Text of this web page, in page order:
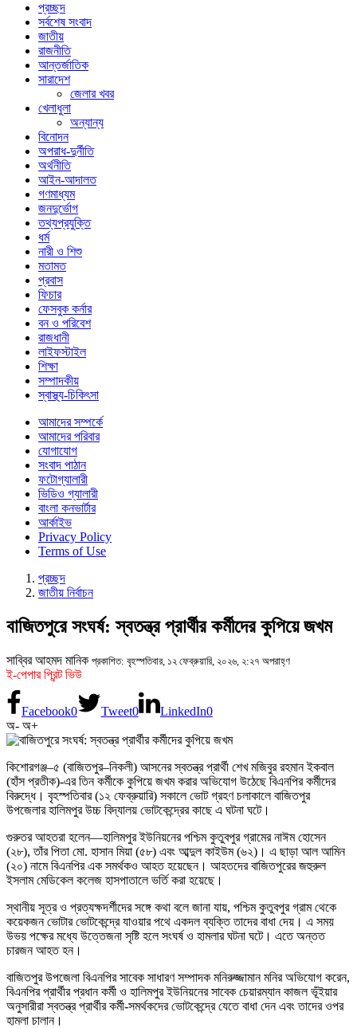
প্রচ্ছদ
সর্বশেষ সংবাদ
জাতীয়
রাজনীতি
আন্তর্জাতিক
সারাদেশ
জেলার খবর
খেলাধুলা
অন্যান্য
বিনোদন
অপরাধ-দুর্নীতি
অর্থনীতি
আইন-আদালত
গণমাধ্যম
জনদুর্ভোগ
তথ্যপ্রযুক্তি
ধর্ম
নারী ও শিশু
মতামত
প্রবাস
ফিচার
ফেসবুক কর্নার
বন ও পরিবেশ
রাজধানী
লাইফস্টাইল
শিক্ষা
সম্পাদকীয়
স্বাস্থ্য-চিকিৎসা
আমাদের সম্পর্কে
আমাদের পরিবার
যোগাযোগ
সংবাদ পাঠান
ফটোগ্যালারী
ভিডিও গ্যালারী
বাংলা কনভার্টার
আর্কাইভ
Privacy Policy
Terms of Use
প্রচ্ছদ
জাতীয় নির্বাচন
বাজিতপুরে সংঘর্ষ: স্বতন্ত্র প্রার্থীর কর্মীদের কুপিয়ে জখম
সাব্বির আহমদ মানিক প্রকাশিত: বৃহস্পতিবার, ১২ ফেব্রুয়ারি, ২০২৬, ২:২৭ অপরাহ্ণ
ই-পেপার প্রিন্ট ভিউ
Facebook0 Tweet0 LinkedIn0
অ- অ+
কিশোরগঞ্জ–৫ (বাজিতপুর–নিকলী) আসনের স্বতন্ত্র প্রার্থী শেখ মজিবুর রহমান ইকবাল
(হাঁস প্রতীক)-এর তিন কর্মীকে কুপিয়ে জখম করার অভিযোগ উঠেছে বিএনপির কর্মীদের
বিরুদ্ধে। বৃহস্পতিবার (১২ ফেব্রুয়ারি) সকালে ভোট গ্রহণ চলাকালে বাজিতপুর
উপজেলার হালিমপুর উচ্চ বিদ্যালয় ভোটকেন্দ্রের কাছে এ ঘটনা ঘটে।
গুরুতর আহতরা হলেন—হালিমপুর ইউনিয়নের পশ্চিম কুতুবপুর গ্রামের নাঈম হোসেন
(২৮), তাঁর পিতা মো. হাসান মিয়া (৫৮) এবং আব্দুল কাইউম (৬২)। এ ছাড়া আল আমিন
(২০) নামে বিএনপির এক সমর্থকও আহত হয়েছেন। আহতদের বাজিতপুরের জহুরুল
ইসলাম মেডিকেল কলেজ হাসপাতালে ভর্তি করা হয়েছে।
স্থানীয় সূত্র ও প্রত্যক্ষদর্শীদের সঙ্গে কথা বলে জানা যায়, পশ্চিম কুতুবপুর গ্রাম থেকে
কয়েকজন ভোটার ভোটকেন্দ্রে যাওয়ার পথে একদল ব্যক্তি তাদের বাধা দেয়। এ সময়
উভয় পক্ষের মধ্যে উত্তেজনা সৃষ্টি হলে সংঘর্ষ ও হামলার ঘটনা ঘটে। এতে অন্তত
চারজন আহত হন।
বাজিতপুর উপজেলা বিএনপির সাবেক সাধারণ সম্পাদক মনিরুজ্জামান মনির অভিযোগ করেন,
বিএনপির প্রার্থীর প্রধান কর্মী ও হালিমপুর ইউনিয়নের সাবেক চেয়ারম্যান কাজল ভূঁইয়ার
অনুসারীরা স্বতন্ত্র প্রার্থীর কর্মী-সমর্থকদের ভোটকেন্দ্রে যেতে বাধা দেন এবং তাদের ওপর
হামলা চালান।